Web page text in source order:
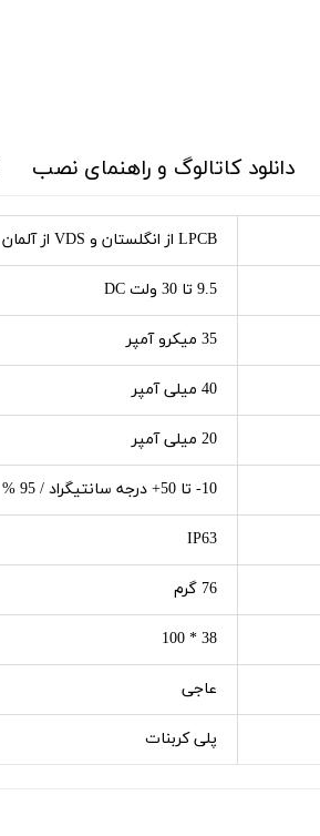
دانلود کاتالوگ و راهنمای نصب
LPCB از انگلستان و VDS از آلمان
9.5 تا 30 ولت DC
35 میکرو آمپر
40 میلی آمپر
20 میلی آمپر
10- تا 50+ درجه سانتیگراد / 95 %
IP63
76 گرم
38 * 100
عاجی
پلی کربنات